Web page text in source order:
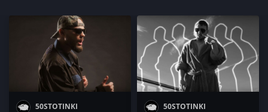
50STOTINKI 50STOTINKI